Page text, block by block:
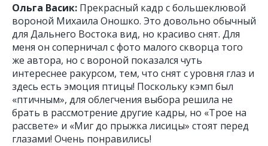
Ольга Васик: Прекрасный кадр с большеклювой
вороной Михаила Оношко. Это довольно обычный
для Дальнего Востока вид, но красиво снят. Для
меня он соперничал с фото малого скворца того
же автора, но с вороной показался чуть
интереснее ракурсом, тем, что снят с уровня глаз и
здесь есть эмоция птицы! Поскольку кэмп был
«птичным», для облегчения выбора решила не
брать в рассмотрение другие кадры, но «Трое на
рассвете» и «Миг до прыжка лисицы» стоят перед
глазами! Очень понравились!